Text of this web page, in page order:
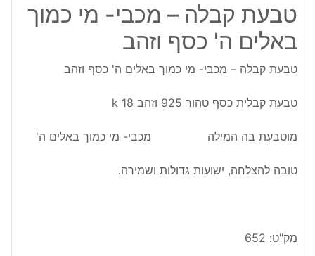
טבעת קבלה – מכבי- מי כמוך
באלים ה' כסף וזהב
טבעת קבלה – מכבי- מי כמוך באלים ה' כסף וזהב
טבעת קבלית כסף טהור 925 וזהב 18 k
מוטבעת בה המילה מכבי- מי כמוך באלים ה'
טובה להצלחה, ישועות גדולות ושמירה.
מק"ט: 652